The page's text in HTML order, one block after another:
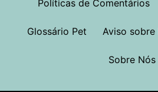
Políticas de Comentários
Glossário Pet Aviso
Sobre Nós